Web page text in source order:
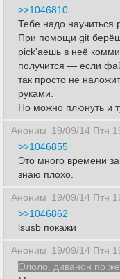
>>1046810
Тебе надо научиться
При помощи git
pick'аешь в неё
получится — если
так просто не
руками.
Но можно плюнуть и
Аноним 19/09/14 Птн
>>1046855
Это много времени
знаю плохо.
Аноним 19/09/14 Птн
>>1046862
lsusb покажи
Аноним 19/09/14 Птн
Ололо, диванон по